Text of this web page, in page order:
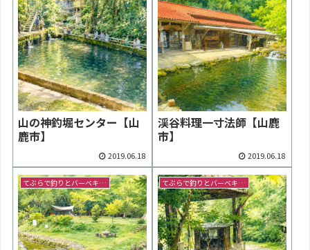
山の神釣堀センター【山
鹿市】
2019.06.18
渓谷料理一寸法師【山鹿
市】
2019.06.18
てぶらで釣りとバーベキュー てぶらで釣りとバーベキュー